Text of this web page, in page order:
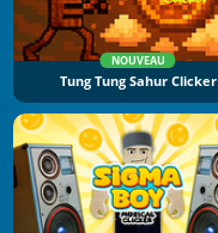
NOUVEAU
Tung Tung Sahur Clicker